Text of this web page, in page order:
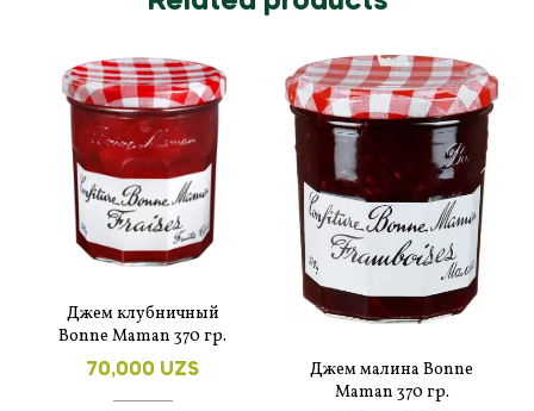
Джем клубничный
Bonne Maman 370 гр.
70,000 UZS
Джем малина Bonne
Maman 370 гр.